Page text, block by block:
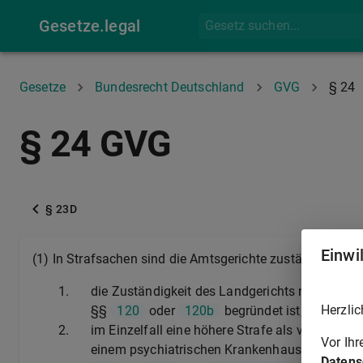
Gesetze.legal
Gesetze Bundesrecht Deutschland GVG § 24
§ 24 GVG
§ 23D
(1) In Strafsachen sind die Amtsgerichte zuständig,
1. die Zuständigkeit des Landgerichts nach
§§
120 oder 120b
begründet ist,
2.
im Einzelfall eine höhere Strafe als vier Jahre
einem psychiatrischen Krankenhaus, allein
Vor